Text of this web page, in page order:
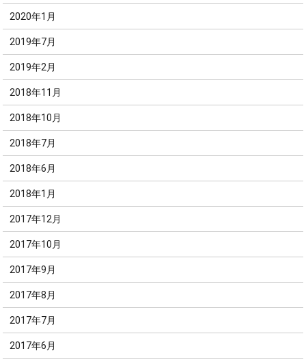
2020年1月
2019年7月
2019年2月
2018年11月
2018年10月
2018年7月
2018年6月
2018年1月
2017年12月
2017年10月
2017年9月
2017年8月
2017年7月
2017年6月